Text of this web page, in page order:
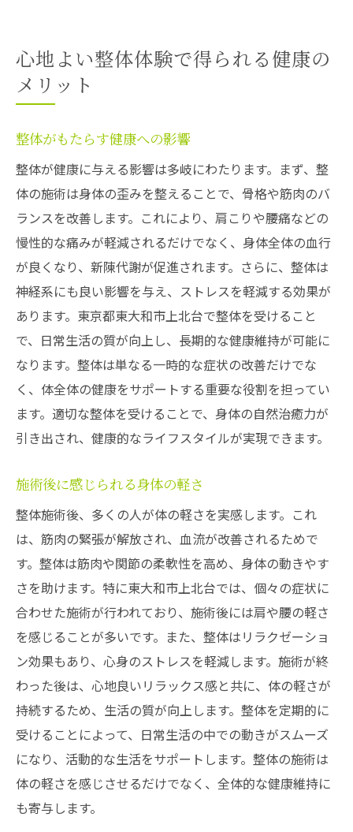
心地よい整体体験で得られる健康の
メリット
整体がもたらす健康への影響
整体が健康に与える影響は多岐にわたります。まず、整
体の施術は身体の歪みを整えることで、骨格や筋肉のバ
ランスを改善します。これにより、肩こりや腰痛などの
慢性的な痛みが軽減されるだけでなく、身体全体の血行
が良くなり、新陳代謝が促進されます。さらに、整体は
神経系にも良い影響を与え、ストレスを軽減する効果が
あります。東京都東大和市上北台で整体を受けること
で、日常生活の質が向上し、長期的な健康維持が可能に
なります。整体は単なる一時的な症状の改善だけでな
く、体全体の健康をサポートする重要な役割を担ってい
ます。適切な整体を受けることで、身体の自然治癒力が
引き出され、健康的なライフスタイルが実現できます。
施術後に感じられる身体の軽さ
整体施術後、多くの人が体の軽さを実感します。これ
は、筋肉の緊張が解放され、血流が改善されるためで
す。整体は筋肉や関節の柔軟性を高め、身体の動きやす
さを助けます。特に東大和市上北台では、個々の症状に
合わせた施術が行われており、施術後には肩や腰の軽さ
を感じることが多いです。また、整体はリラクゼーショ
ン効果もあり、心身のストレスを軽減します。施術が終
わった後は、心地良いリラックス感と共に、体の軽さが
持続するため、生活の質が向上します。整体を定期的に
受けることによって、日常生活の中での動きがスムーズ
になり、活動的な生活をサポートします。整体の施術は
体の軽さを感じさせるだけでなく、全体的な健康維持に
も寄与します。